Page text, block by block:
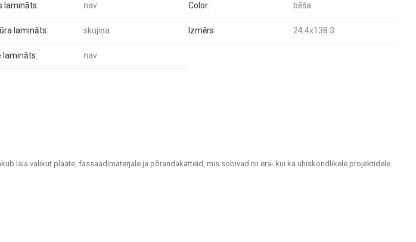
lamināts: nav
lamināts: skujiņa
lamināts: nav
Color: bēša
Izmērs: 24.4x138.3
laia valikut plaate, fassaadimaterjale ja põrandakatteid, mis sobivad nii era- kui ka ühiskondlikele projektidele.